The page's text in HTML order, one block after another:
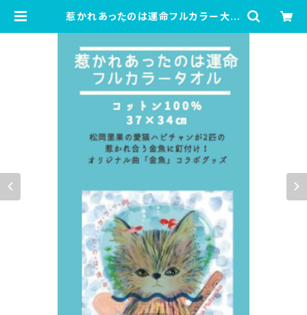
惹かれあったのは運命フルカラー大判